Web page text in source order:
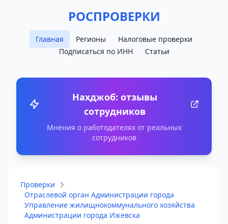
РОСПРОВЕРКИ
Главная Регионы
Налоговые проверки
Подписаться по ИНН
Статьи
Нахджоб: отзывы
сотрудников
Мнения о работодателях от реальных
сотрудников
Проверки
Отраслевой орган Администрации города
Управление жилищнокоммунального хозяйства
Администрации города Ижевска